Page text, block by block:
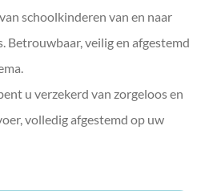
schoolkinderen van en naar
Betrouwbaar, veilig en afgestemd
u verzekerd van zorgeloos en
volledig afgestemd op uw